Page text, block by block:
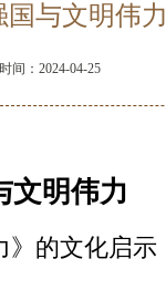
国与文明伟力
间：2024-04-25
文明伟力
的文化启示